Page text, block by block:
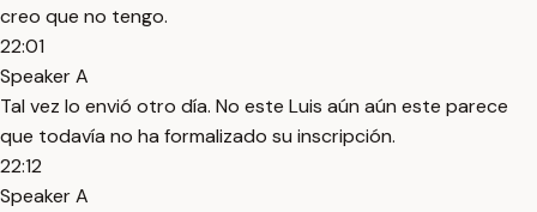
creo que no tengo.
22:01
Speaker A
Tal vez lo envió otro día. No este Luis aún aún este parece
que todavía no ha formalizado su inscripción.
22:12
Speaker A